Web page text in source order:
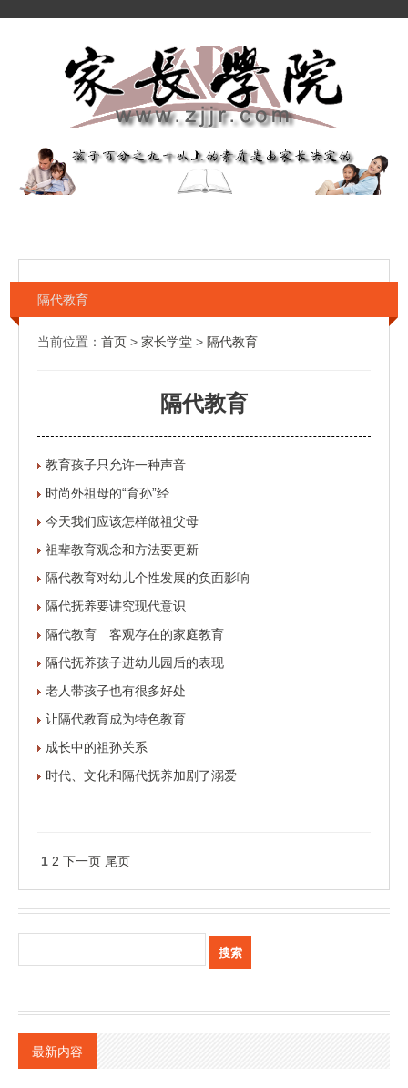
隔代教育
当前位置： 首页 > 家长学堂 > 隔代教育
隔代教育
教育孩子只允许一种声音
时尚外祖母的“育孙”经
今天我们应该怎样做祖父母
祖辈教育观念和方法要更新
隔代教育对幼儿个性发展的负面影响
隔代抚养要讲究现代意识
隔代教育 客观存在的家庭教育
隔代抚养孩子进幼儿园后的表现
老人带孩子也有很多好处
让隔代教育成为特色教育
成长中的祖孙关系
时代、文化和隔代抚养加剧了溺爱
1 2 下一页 尾页
最新内容